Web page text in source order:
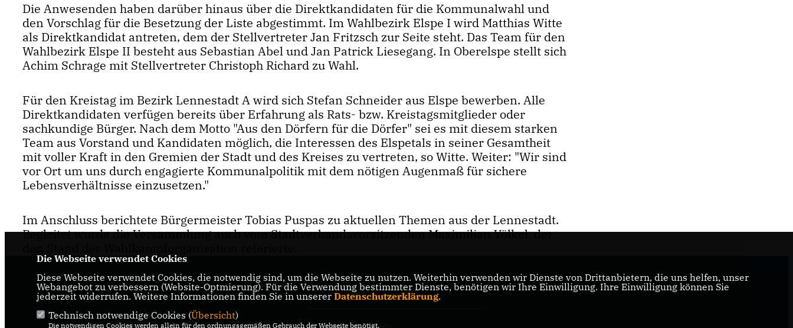
Die Anwesenden haben darüber hinaus über die Direktkandidaten für die Kommunalwahl und
den Vorschlag für die Besetzung der Liste abgestimmt. Im Wahlbezirk Elspe I wird Matthias Witte
als Direktkandidat antreten, dem der Stellvertreter Jan Fritzsch zur Seite steht. Das Team für den
Wahlbezirk Elspe II besteht aus Sebastian Abel und Jan Patrick Liesegang. In Oberelspe stellt sich
Achim Schrage mit Stellvertreter Christoph Richard zu Wahl.
Für den Kreistag im Bezirk Lennestadt A wird sich Stefan Schneider aus Elspe bewerben. Alle
Direktkandidaten verfügen bereits über Erfahrung als Rats- bzw. Kreistagsmitglieder oder
sachkundige Bürger. Nach dem Motto "Aus den Dörfern für die Dörfer" sei es mit diesem starken
Team aus Vorstand und Kandidaten möglich, die Interessen des Elspetals in seiner Gesamtheit
mit voller Kraft in den Gremien der Stadt und des Kreises zu vertreten, so Witte. Weiter: "Wir sind
vor Ort um uns durch engagierte Kommunalpolitik mit dem nötigen Augenmaß für sichere
Lebensverhältnisse einzusetzen."
Im Anschluss berichtete Bürgermeister Tobias Puspas zu aktuellen Themen aus der Lennestadt.
Begleitet wurde die Versammlung auch vom Stadtverbandsvorsitzenden Maximilian Völkel, der
IMPRESSUM DATENSCHUTZ
CDU Nordrhein-Westfalen
Die Webseite verwendet Cookies
Diese Webseite verwendet Cookies, die notwendig sind, um die Webseite zu nutzen. Weiterhin verwenden wir Dienste von Drittanbietern, die uns helfen, unser
Webangebot zu verbessern (Website-Optmierung). Für die Verwendung bestimmter Dienste, benötigen wir Ihre Einwilligung. Ihre Einwilligung können Sie
jederzeit widerrufen. Weitere Informationen finden Sie in unserer Datenschutzerklärung.
Technisch notwendige Cookies (Übersicht)
Die notwendigen Cookies werden allein für den ordnungsgemäßen Gebrauch der Webseite benötigt.